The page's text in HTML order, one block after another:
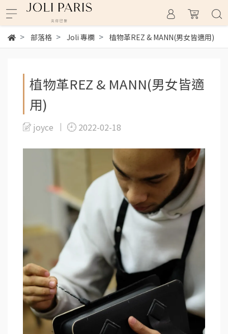
部落格 Joli 專欄 植物革REZ & MANN(男女皆適用)
植物革REZ & MANN(男女皆適
用)
joyce 2022-02-18